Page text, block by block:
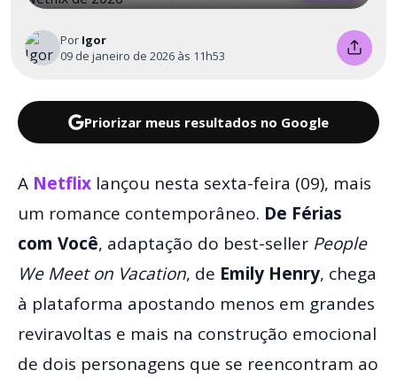
Por Igor
09 de janeiro de 2026 às 11h53
Priorizar meus resultados no Google
A Netflix lançou nesta sexta-feira (09), mais
um romance contemporâneo. De Férias
com Você, adaptação do best-seller People
We Meet on Vacation, de Emily Henry, chega
à plataforma apostando menos em grandes
reviravoltas e mais na construção emocional
de dois personagens que se reencontram ao